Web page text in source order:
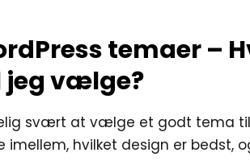
temaer –
jeg vælge?
svært at vælge et godt tema til
hvilket design er bedst,